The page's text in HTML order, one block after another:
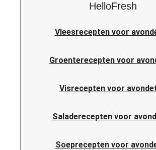
HelloFresh
Vleesrecepten voor
Groenterecepten voor
Visrecepten voor
Saladerecepten voor
Soeprecepten voor